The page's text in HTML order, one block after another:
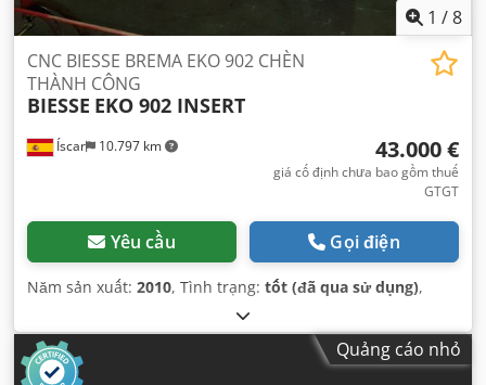
1 /8
Íscar 10.797 km
CNC BIESSE BREMA EKO 902 CHÈN
THÀNH CÔNG
BIESSE EKO 902 INSERT
43.000 €
giá cố định chưa bao gồm thuế
GTGT
Yêu cầu Gọi điện
Năm sản xuất: 2010, Tình trạng: tốt (đã qua sử dụng),
Quảng cáo nhỏ